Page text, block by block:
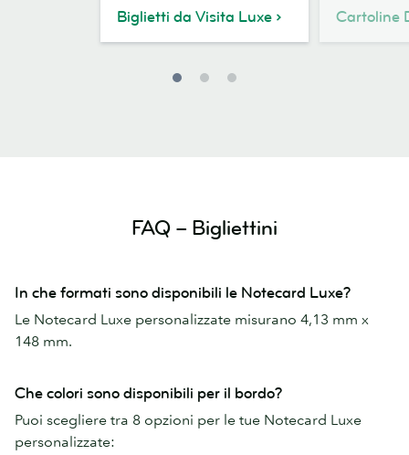
Biglietti da Visita Luxe Cartoline
FAQ – Bigliettini
In che formati sono disponibili le Notecard Luxe?
Le Notecard Luxe personalizzate misurano 4,13 mm x
148 mm.
Che colori sono disponibili per il bordo?
Puoi scegliere tra 8 opzioni per le tue Notecard Luxe
personalizzate: